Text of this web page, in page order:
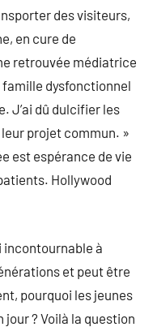
des visiteurs,
en cure de
retrouvée médiatrice
famille dysfonctionnel
J’ai dû dulcifier les
projet commun. »
est espérance de vie
Hollywood
incontournable à
et peut être
pourquoi les jeunes
? Voilà la question